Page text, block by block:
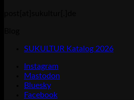
SUKULTUR Katalog 2026
Instagram
Mastodon
Bluesky
Facebook